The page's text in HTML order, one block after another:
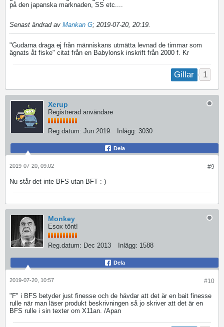
på den japanska marknaden, SS etc....
Senast ändrad av Mankan G; 2019-07-20, 20:19.
"Gudarna draga ej från människans utmätta levnad de timmar som
ägnats åt fiske" citat från en Babylonsk inskrift från 2000 f. Kr
Gillar 1
Xerup
Registrerad användare
Reg.datum: Jun 2019 Inlägg: 3030
Dela
#9
2019-07-20, 09:02
Nu står det inte BFS utan BFT :-)
Monkey
Esox tönt!
Reg.datum: Dec 2013 Inlägg: 1588
Dela
#10
2019-07-20, 10:57
"F" i BFS betyder just finesse och de hävdar att det är en bait finesse
rulle när man läser produkt beskrivningen så jo skriver att det är en
BFS rulle i sin texter om X11an. /Apan